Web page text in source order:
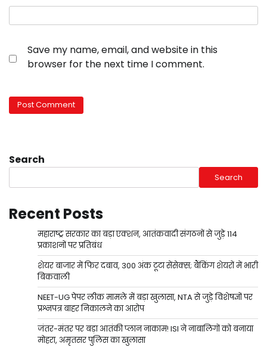
Save my name, email, and website in this
browser for the next time I comment.
Search
Search
Recent Posts
महाराष्ट्र सरकार का बड़ा एक्शन, आतंकवादी संगठनों से जुड़े 114
प्रकाशनों पर प्रतिबंध
शेयर बाजार में फिर दबाव, 300 अंक टूटा सेंसेक्स; बैंकिंग शेयरों में भारी
बिकवाली
NEET-UG पेपर लीक मामले में बड़ा खुलासा, NTA से जुड़े विशेषज्ञों पर
प्रश्नपत्र बाहर निकालने का आरोप
जंतर-मंतर पर बड़ा आतंकी प्लान नाकाम! ISI ने नाबालिगों को बनाया
मोहरा, अमृतसर पुलिस का खुलासा